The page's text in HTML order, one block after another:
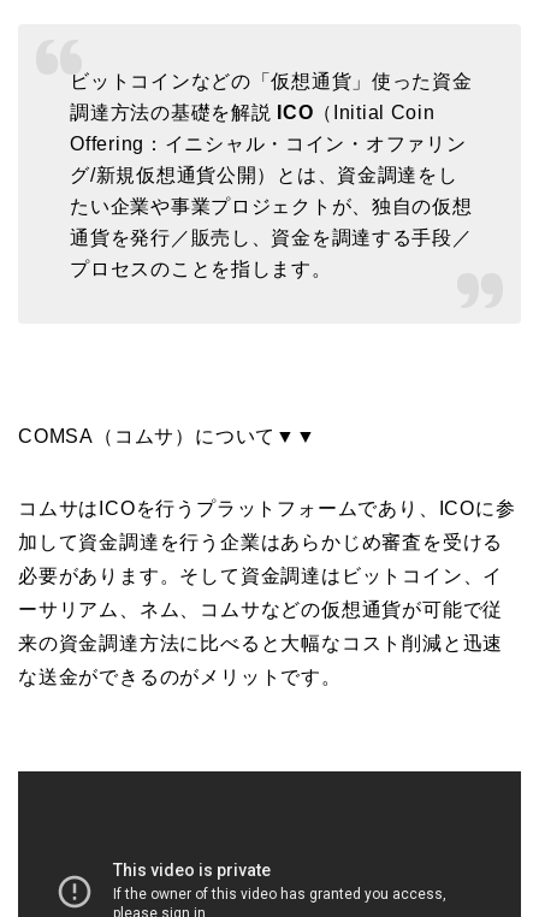
ビットコインなどの「仮想通貨」使った資金
調達方法の基礎を解説
ICO （Initial Coin
Offering：イニシャル・コイン・オファリン
グ/新規仮想通貨公開）とは、資金調達をし
たい企業や事業プロジェクトが、独自の仮想
通貨を発行／販売し、資金を調達する手段／
プロセスのことを指します。
COMSA（コムサ）について▼▼
コムサはICOを行うプラットフォームであり、ICOに参
加して資金調達を行う企業はあらかじめ審査を受ける
必要があります。そして資金調達はビットコイン、イ
ーサリアム、ネム、コムサなどの仮想通貨が可能で従
来の資金調達方法に比べると大幅なコスト削減と迅速
な送金ができるのがメリットです。